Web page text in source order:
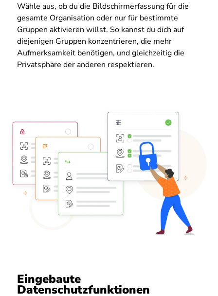
Wähle aus, ob du die Bildschirmerfassung für die
gesamte Organisation oder nur für bestimmte
Gruppen aktivieren willst. So kannst du dich auf
diejenigen Gruppen konzentrieren, die mehr
Aufmerksamkeit benötigen, und gleichzeitig die
Privatsphäre der anderen respektieren.
Eingebaute
Datenschutzfunktionen